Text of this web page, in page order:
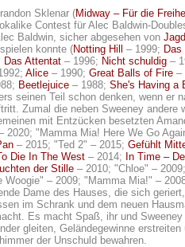
Sklenar (Midway – Für die
Contest für Alec Baldwin-
Baldwin, sicher abgesehen von
konnte (Notting Hill – 1999;
Das Attentat – 1996; Nicht schuldig –
Alice – 1990; Great Balls of Fire –
Beetlejuice – 1988; She's Having a
seinen Teil schon denken, wenn er
Zumal die neben Sweeney andere
mit Entzücken besetzten
2020; "Mamma Mia! Here We Go
– 2015; "Ted 2" – 2015; Gefühlt
Die In The West – 2014; In Time –
der Stille – 2010; "Chloe" – 2009;
Woogie" – 2009; "Mamma Mia!" –
Dame des Hauses, die sich
im Schrank und dem neuen
Es macht Spaß, ihr und
gleiten, Geländegewinne
der Unschuld bewahren.